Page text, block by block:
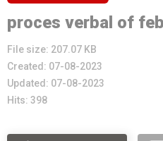
proces verbal of
File size: 207.07 KB
Created: 07-08-2023
Updated: 07-08-2023
Hits: 398